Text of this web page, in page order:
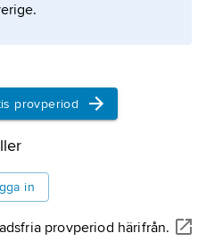
provperiod
in
provperiod härifrån.